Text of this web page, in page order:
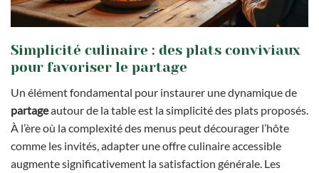
Simplicité culinaire : des plats conviviaux
pour favoriser le partage
Un élément fondamental pour instaurer une dynamique de
partageautour de la table est la simplicité des plats proposés.
À l’ère où la complexité des menus peut décourager l’hôte
comme les invités, adapter une offre culinaire accessible
augmente significativement la satisfaction générale. Les